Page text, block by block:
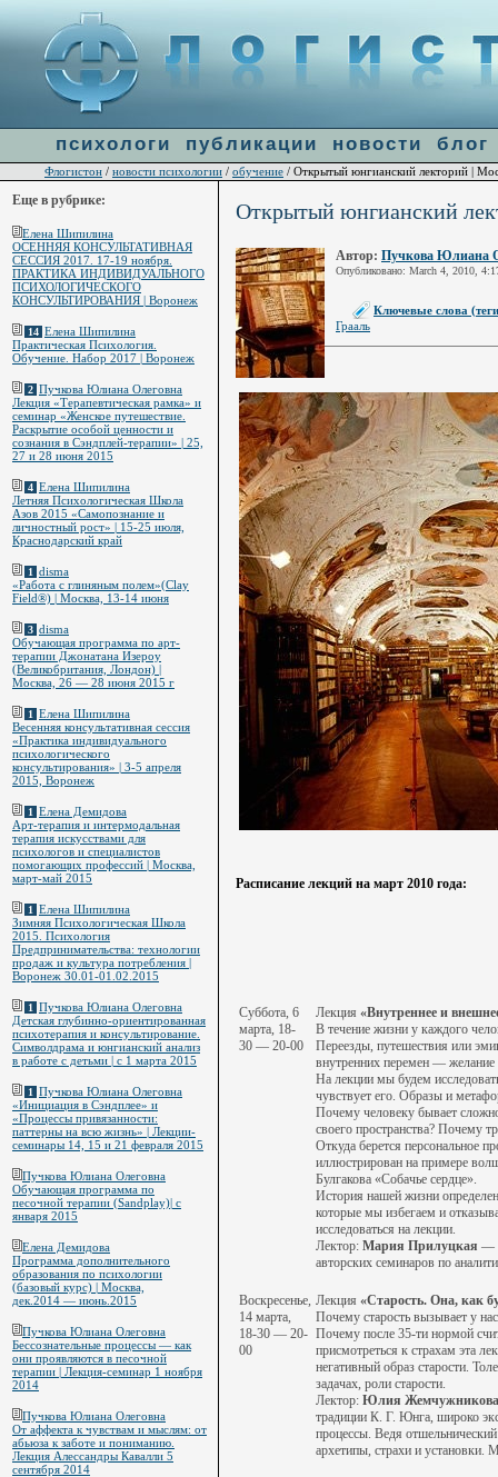
: file_get_contents(http://ulogin.ru/token.php?token=&host=flogiston.ru) [
Открытый юнгианский
Автор: Пучкова Юлиана
Опубликовано: March 4, 2010,
Ключевые слова
Грааль
Расписание лекций на март 2010 года:
Суббота, 6
марта, 18-
30 — 20-00
Лекция «Внутреннее и
В течение жизни у каждого
Переезды, путешествия или
внутренних перемен — желание
На лекции мы будем
чувствует его. Образы и
Почему человеку бывает
своего пространства? Почему
Откуда берется персональное
иллюстрирован на примере
Булгакова «Собачье сердце».
История нашей жизни
которые мы избегаем и
исследоваться на лекции.
Лектор: Мария Прилуцкая —
авторских семинаров по
Воскресенье,
14 марта,
18-30 — 20-
00
Лекция «Старость. Она, как
Почему старость вызывает у
Почему после 35-ти нормой
присмотреться к страхам эта
негативный образ старости.
задачах, роли старости.
Лектор: Юлия Жемчужникова
традиции К. Г. Юнга, широко
процессы. Ведя
архетипы, страхи и установки.
психологи публикации новости блог
Флогистон / новости психологии / обучение / Открытый юнгианский лекторий |
Еще в рубрике:
Елена Шипилина
ОСЕННЯЯ КОНСУЛЬТАТИВНАЯ
СЕССИЯ 2017. 17-19 ноября.
ПРАКТИКА ИНДИВИДУАЛЬНОГО
ПСИХОЛОГИЧЕСКОГО
КОНСУЛЬТИРОВАНИЯ | Воронеж
14 Елена Шипилина
Практическая Психология.
Обучение. Набор 2017 | Воронеж
2 Пучкова Юлиана Олеговна
Лекция «Терапевтическая рамка» и
семинар «Женское путешествие.
Раскрытие особой ценности и
сознания в Сэндплей-терапии» | 25,
27 и 28 июня 2015
4 Елена Шипилина
Летняя Психологическая Школа
Азов 2015 «Самопознание и
личностный рост» | 15-25 июля,
Краснодарский край
1 disma
«Работа с глиняным полем»(Clay
Field®) | Москва, 13-14 июня
3 disma
Обучающая программа по арт-
терапии Джонатана Изероу
(Великобритания, Лондон) |
Москва, 26 — 28 июня 2015 г
1 Елена Шипилина
Весенняя консультативная сессия
«Практика индивидуального
психологического
консультирования» | 3-5 апреля
2015, Воронеж
1 Елена Демидова
Арт-терапия и интермодальная
терапия искусствами для
психологов и специалистов
помогающих профессий | Москва,
март-май 2015
1 Елена Шипилина
Зимняя Психологическая Школа
2015. Психология
Предпринимательства: технологии
продаж и культура потребления |
Воронеж 30.01-01.02.2015
1 Пучкова Юлиана Олеговна
Детская глубинно-ориентированная
психотерапия и консультирование.
Символдрама и юнгианский анализ
в работе с детьми | c 1 марта 2015
1 Пучкова Юлиана Олеговна
«Инициация в Сэндплее» и
«Процессы привязанности:
паттерны на всю жизнь» | Лекции-
семинары 14, 15 и 21 февраля 2015
Пучкова Юлиана Олеговна
Обучающая программа по
песочной терапии (Sandplay)| с
января 2015
Елена Демидова
Программа дополнительного
образования по психологии
(базовый курс) | Москва,
дек.2014 — июнь.2015
Пучкова Юлиана Олеговна
Бессознательные процессы — как
они проявляются в песочной
терапии | Лекция-семинар 1 ноября
2014
Пучкова Юлиана Олеговна
От аффекта к чувствам и мыслям: от
абьюза к заботе и пониманию.
Лекция Алессандры Кавалли 5
сентября 2014